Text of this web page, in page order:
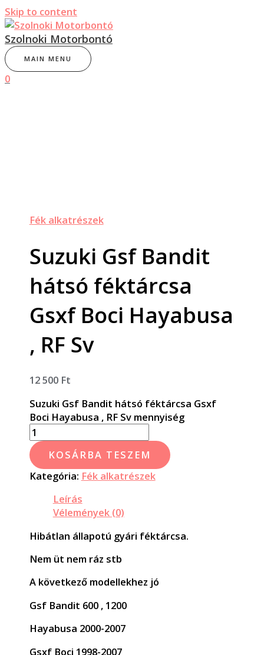
Skip to content
Szolnoki Motorbontó
MAIN MENU
0
Fék alkatrészek
Suzuki Gsf Bandit
hátsó féktárcsa
Gsxf Boci Hayabusa
, RF Sv
12 500 Ft
Suzuki Gsf Bandit hátsó féktárcsa Gsxf
Boci Hayabusa , RF Sv mennyiség
KOSÁRBA TESZEM
Kategória: Fék alkatrészek
Leírás
Vélemények (0)
Hibátlan állapotú gyári féktárcsa.
Nem üt nem ráz stb
A következő modellekhez jó
Gsf Bandit 600 , 1200
Hayabusa 2000-2007
Gsxf Boci 1998-2007